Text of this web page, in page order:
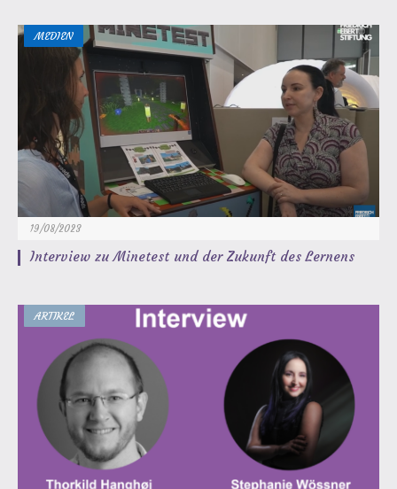
MEDIEN
19/08/2023
Interview zu Minetest und der Zukunft des Lernens
ARTIKEL